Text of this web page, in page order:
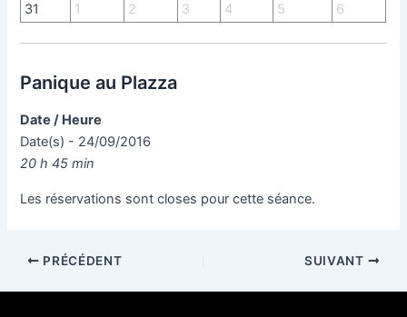
31
1 2 3 4 5 6
Panique au Plazza
Date / Heure
Date(s) - 24/09/2016
20 h 45 min
Les réservations sont closes pour cette séance.
PRÉCÉDENT SUIVANT